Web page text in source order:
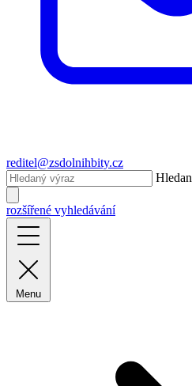
reditel@zsdolnihbity.cz
rozšířené vyhledávání
Menu